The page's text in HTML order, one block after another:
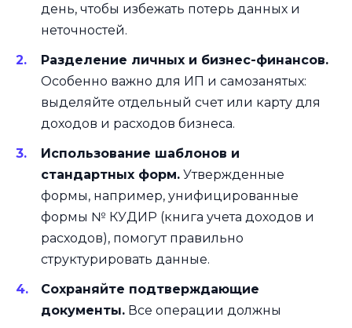
день, чтобы избежать потерь данных и
неточностей.
Разделение личных и бизнес-финансов.
Особенно важно для ИП и самозанятых:
выделяйте отдельный счет или карту для
доходов и расходов бизнеса.
Использование шаблонов и
стандартных форм. Утвержденные
формы, например, унифицированные
формы № КУДИР (книга учета доходов и
расходов), помогут правильно
структурировать данные.
Сохраняйте подтверждающие
документы. Все операции должны